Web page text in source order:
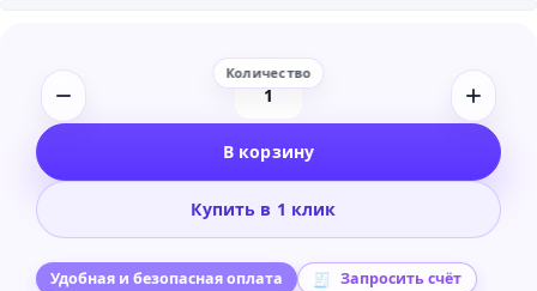
Количество
Steinberg
Elements
Audio
В корзину
Купить в 1 клик
Удобная и безопасная оплата Запросить счёт